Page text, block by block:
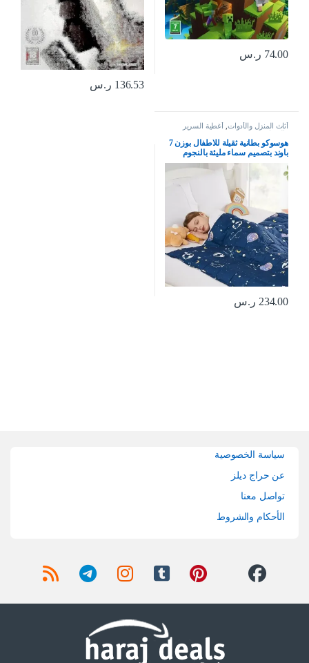
74.00 ر.س
136.53 ر.س
أثاث المنزل والأدوات أغطية السرير
والوسائد
هوسوكو بطانية ثقيلة للاطفال بوزن 7
باوند بتصميم سماء مليئة بالنجوم
باللون الكحلي، بطانية ثقيلة للاطفال
الصغار، بطانية ثقيلة للاطفال الصغار
(41 × 60 انش، 7 باوند)
234.00 ر.س
سياسة الخصوصية
عن حراج ديلز
تواصل معنا
الأحكام والشروط